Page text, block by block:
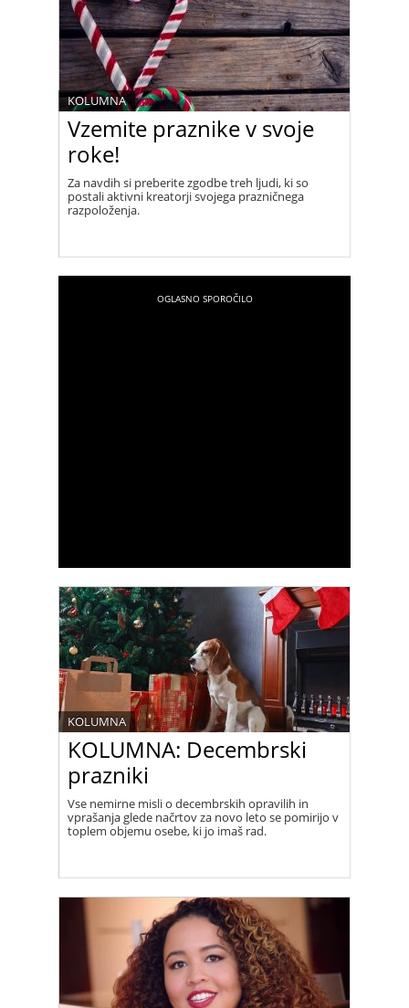
Vzemite praznike v svoje
roke!
KOLUMNA
Za navdih si preberite zgodbe treh ljudi, ki so
postali aktivni kreatorji svojega prazničnega
razpoloženja.
KOLUMNA: Decembrski
prazniki
KOLUMNA
Vse nemirne misli o decembrskih opravilih in
vprašanja glede načrtov za novo leto se pomirijo v
toplem objemu osebe, ki jo imaš rad.